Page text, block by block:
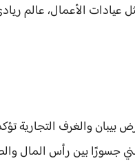
الأعمال، عالم
والغرف التجارية تؤكد
جسورًا بين رأس المال